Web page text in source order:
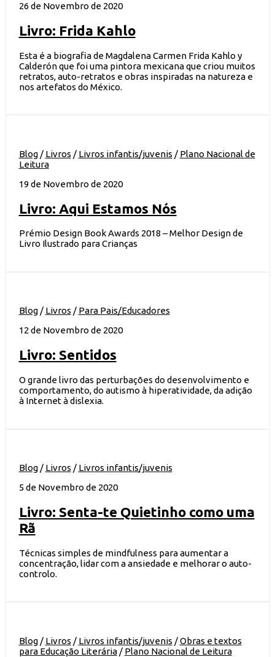
26 de Novembro de 2020
Livro: Frida Kahlo
Esta é a biografia de Magdalena Carmen Frida Kahlo y
Calderón que foi uma pintora mexicana que criou muitos
retratos, auto-retratos e obras inspiradas na natureza e
nos artefatos do México.
Blog/ Livros / Livros infantis/juvenis / Plano Nacional de
Leitura
19 de Novembro de 2020
Livro: Aqui Estamos Nós
Prémio Design Book Awards 2018 – Melhor Design de
Livro Ilustrado para Crianças
Blog/ Livros / Para Pais/Educadores
12 de Novembro de 2020
Livro: Sentidos
O grande livro das perturbações do desenvolvimento e
comportamento, do autismo à hiperatividade, da adição
à Internet à dislexia.
Blog/ Livros / Livros infantis/juvenis
5 de Novembro de 2020
Livro: Senta-te Quietinho como uma
Rã
Técnicas simples de mindfulness para aumentar a
concentração, lidar com a ansiedade e melhorar o auto-
controlo.
Blog/ Livros / Livros infantis/juvenis /Obras e textos
para Educação Literária/ Plano Nacional de Leitura